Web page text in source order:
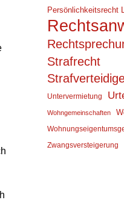
Persönlichkeitsrecht
Strafrecht
Untervermietung
Wohngemeinschaften
Zwangsversteigerung